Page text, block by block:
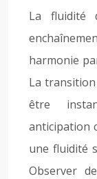
La fluidité
harmonie
La
être
anticipation
une fluidité
Observer